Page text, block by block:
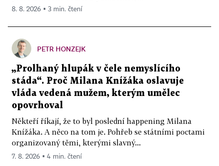
8. 8. 2026 ▪ 3 min. čtení
PETR HONZEJK
„Prolhaný hlupák v čele nemyslícího
stáda“. Proč Milana Knížáka oslavuje
vláda vedená mužem, kterým umělec
opovrhoval
Někteří říkají, že to byl poslední happening Milana
Knížáka. A něco na tom je. Pohřeb se státními poctami
organizovaný těmi, kterými slavný...
7. 8. 2026 ▪ 4 min. čtení